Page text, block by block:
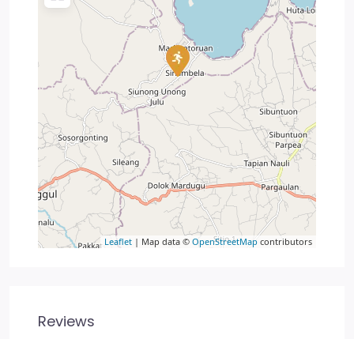
Leaflet | Map data © OpenStreetMap contributors
Reviews